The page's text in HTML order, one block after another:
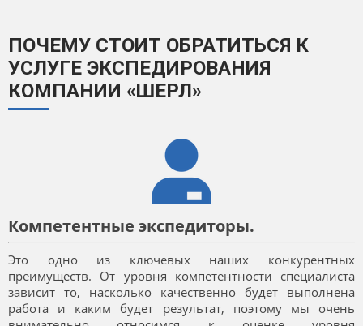
ПОЧЕМУ СТОИТ ОБРАТИТЬСЯ К
УСЛУГЕ ЭКСПЕДИРОВАНИЯ
КОМПАНИИ «ШЕРЛ»
Компетентные экспедиторы.
Это одно из ключевых наших конкурентных
преимуществ. От уровня компетентности специалиста
зависит то, насколько качественно будет выполнена
работа и каким будет результат, поэтому мы очень